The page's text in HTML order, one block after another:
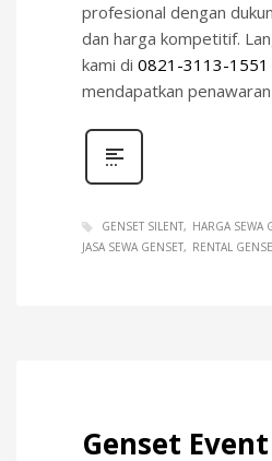
profesional dengan
dan harga kompetitif.
kami di 0821-3113-1551
mendapatkan
GENSET SILENT
HARGA SEWA
JASA SEWA GENSET
RENTAL
Genset